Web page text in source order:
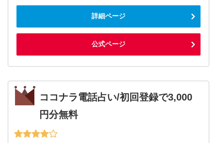
詳細ページ
公式ページ
ココナラ電話占い/初回登録で3,000
円分無料